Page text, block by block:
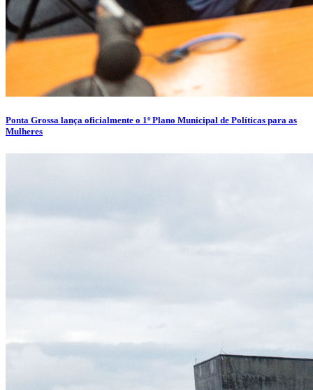
Ponta Grossa lança oficialmente o 1º Plano Municipal de Políticas para as
Mulheres